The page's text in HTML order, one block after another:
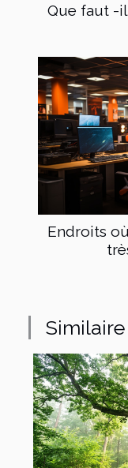
Que faut -
Endroits
Similaire